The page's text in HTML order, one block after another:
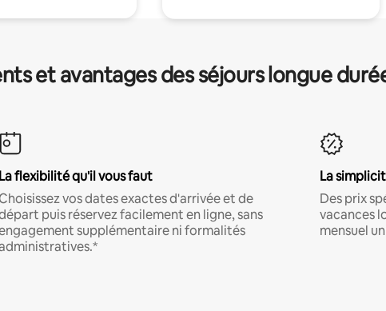
et avantages des séjours longue
La flexibilité qu'il vous faut
Choisissez vos dates exactes d'arrivée et de
puis réservez facilement en ligne, sans
supplémentaire ni formalités
La
Des prix
vacances
mensuel